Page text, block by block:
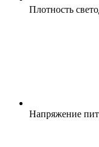
Плотность
Напряжение